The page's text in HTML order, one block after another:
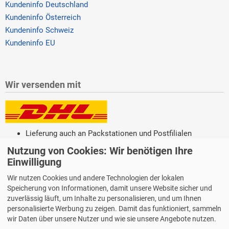
Kundeninfo Deutschland
Kundeninfo Österreich
Kundeninfo Schweiz
Kundeninfo EU
Wir versenden mit
Lieferung auch an Packstationen und Postfilialen
Bequeme Zahlung über Paypal
14 Tage Widerrufsrecht
Nutzung von Cookies: Wir benötigen Ihre
Einwilligung
Wir nutzen Cookies und andere Technologien der lokalen
Speicherung von Informationen, damit unsere Website sicher und
zuverlässig läuft, um Inhalte zu personalisieren, und um Ihnen
personalisierte Werbung zu zeigen. Damit das funktioniert, sammeln
wir Daten über unsere Nutzer und wie sie unsere Angebote nutzen.